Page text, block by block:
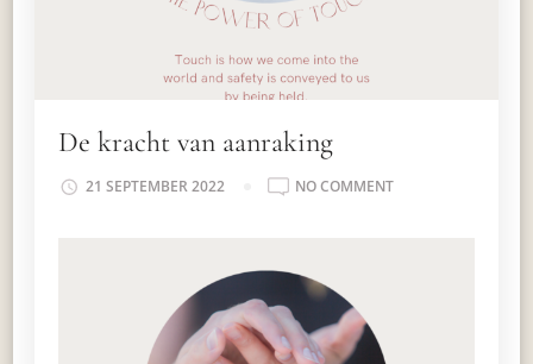
De kracht van aanraking
21 SEPTEMBER 2022 NO COMMENTON